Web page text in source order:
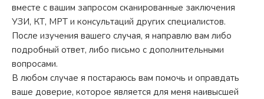
вместе с вашим запросом сканированные заключения
УЗИ, КТ, МРТ и консультаций других специалистов.
После изучения вашего случая, я направлю вам либо
подробный ответ, либо письмо с дополнительными
вопросами.
В любом случае я постараюсь вам помочь и оправдать
ваше доверие, которое является для меня наивысшей